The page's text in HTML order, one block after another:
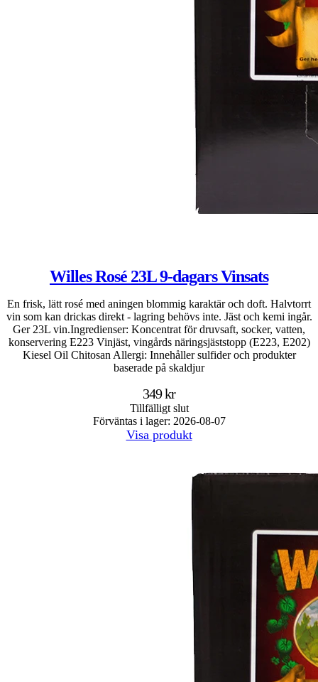
Willes Rosé 23L 9-dagars Vinsats
En frisk, lätt rosé med aningen blommig karaktär och doft. Halvtorrt
vin som kan drickas direkt - lagring behövs inte. Jäst och kemi ingår.
Ger 23L vin.Ingredienser: Koncentrat för druvsaft, socker, vatten,
konservering E223 Vinjäst, vingårds näringsjäststopp (E223, E202)
Kiesel Oil Chitosan Allergi: Innehåller sulfider och produkter
baserade på skaldjur
349 kr
Tillfälligt slut
Förväntas i lager: 2026-08-07
Visa produkt